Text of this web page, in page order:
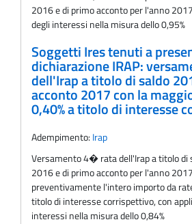
2016 e di primo acconto per l'anno
degli interessi nella misura dello 0,95%
Soggetti Ires tenuti a
dichiarazione IRAP:
dell'Irap a titolo di saldo
acconto 2017 con la
0,40% a titolo di interesse
Adempimento: Irap
Versamento 4� rata dell'Irap a titolo di
2016 e di primo acconto per l'anno
preventivamente l'intero importo da
titolo di interesse corrispettivo, con
interessi nella misura dello 0,84%